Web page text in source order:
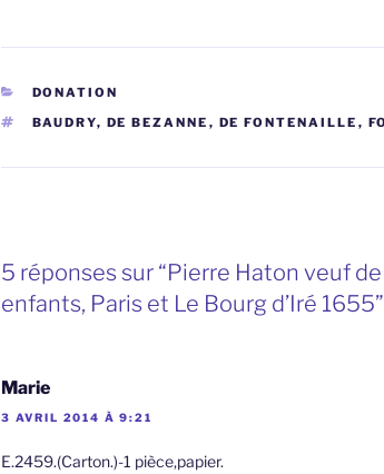
CATÉGORIES
DONATION
ÉTIQUETTES
BAUDRY, DE BEZANNE , DE FONTENAILLE ,
5 réponses sur “Pierre Haton veuf
enfants, Paris et Le Bourg d’Iré 1655”
Marie
3 AVRIL 2014 À 9:21
E.2459.(Carton.)-1 pièce,papier.